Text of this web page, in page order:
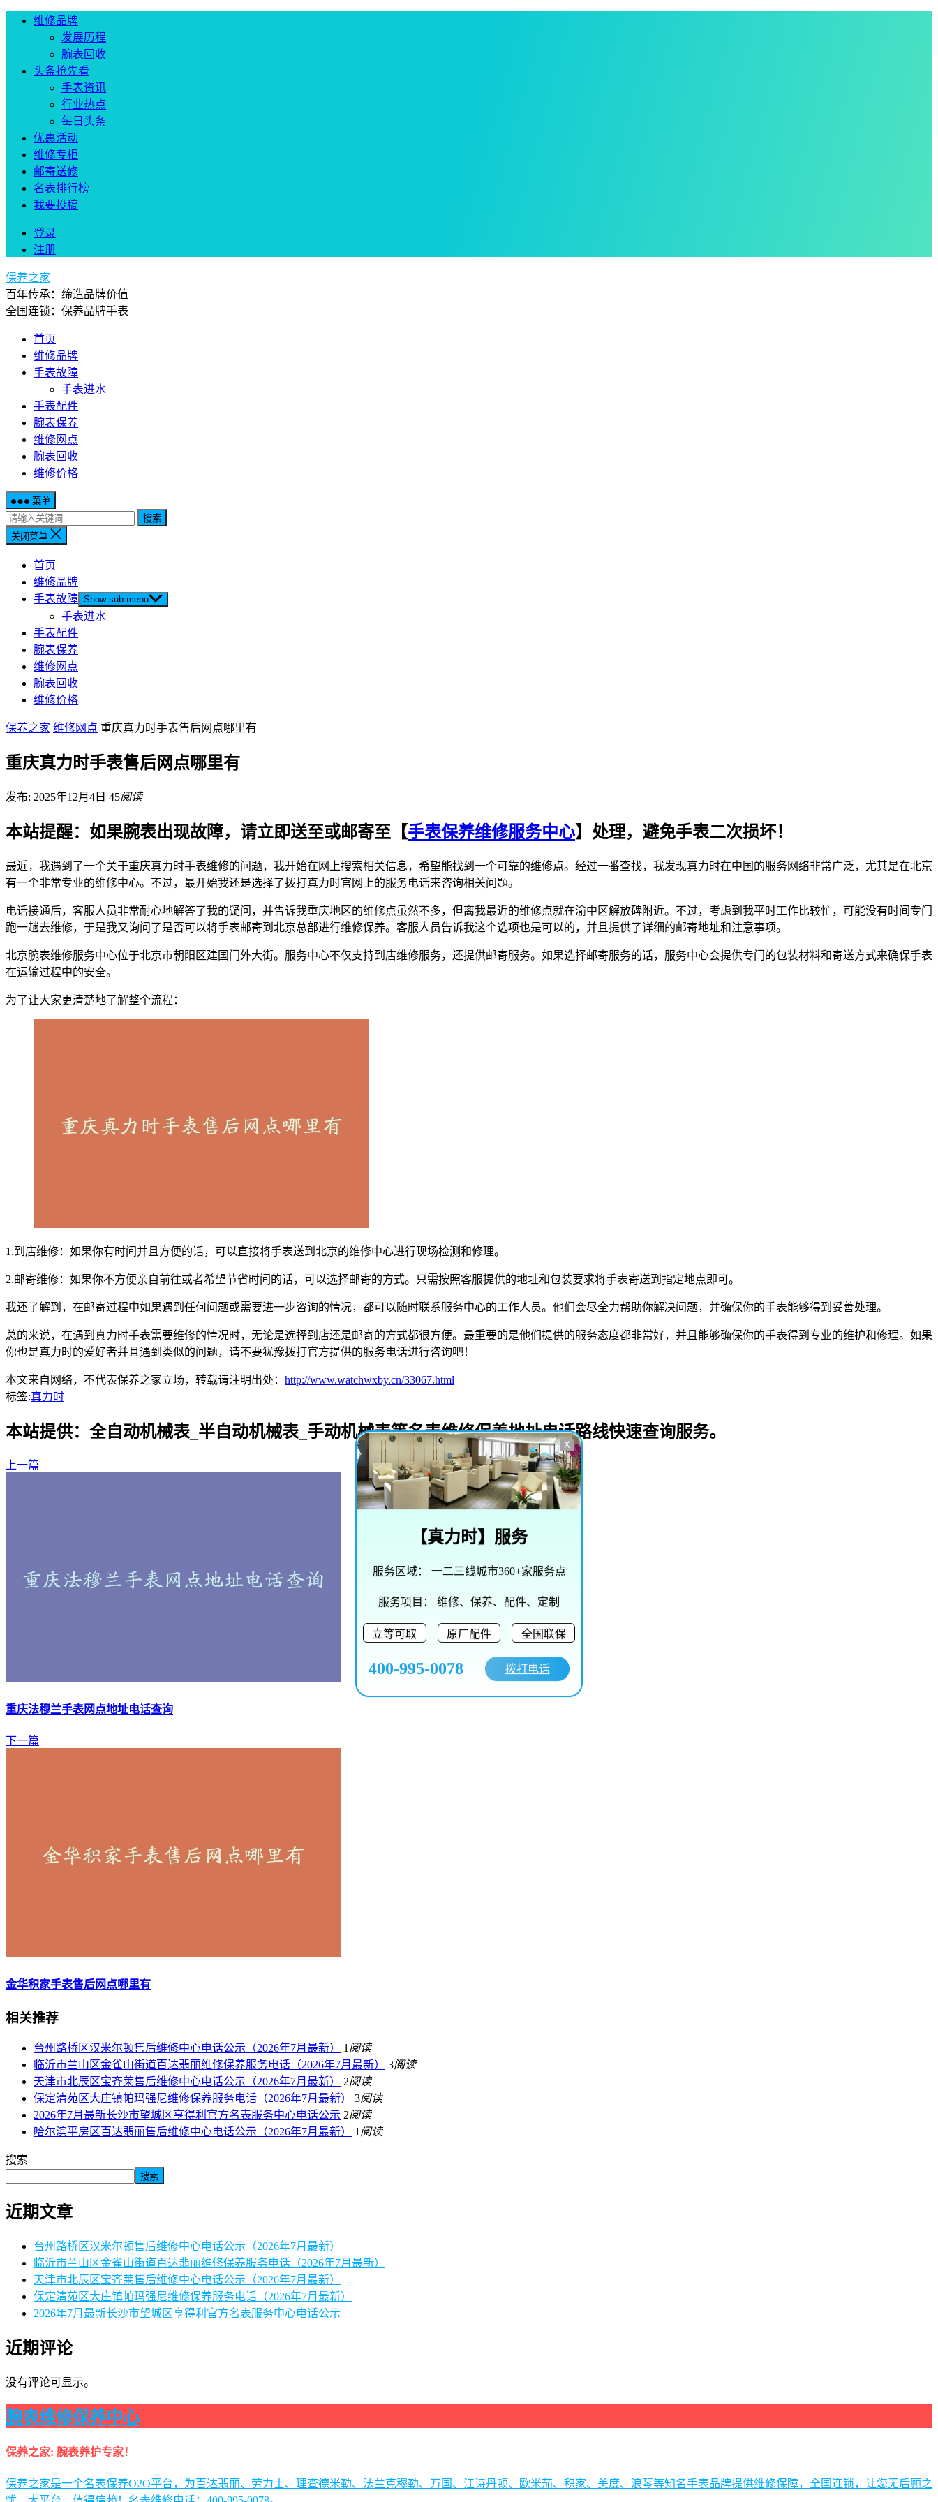
维修品牌
发展历程
腕表回收
头条抢先看
手表资讯
行业热点
每日头条
优惠活动
维修专柜
邮寄送修
名表排行榜
我要投稿
登录
注册
保养之家
百年传承：缔造品牌价值
全国连锁：保养品牌手表
首页
维修品牌
手表故障
手表进水
手表配件
腕表保养
维修网点
腕表回收
维修价格
菜单
搜索
关闭菜单
首页
维修品牌
手表故障 Show sub menu
手表进水
手表配件
腕表保养
维修网点
腕表回收
维修价格
保养之家 维修网点 重庆真力时手表售后网点哪里有
重庆真力时手表售后网点哪里有
发布: 2025年12月4日 45阅读
本站提醒：如果腕表出现故障，请立即送至或邮寄至【手表保养维修服务中心】处理，避免手表二次损坏！
最近，我遇到了一个关于重庆真力时手表维修的问题，我开始在网上搜索相关信息，希望能找到一个可靠的维修点。经过一番查找，我发现真力时在中国的服务网络非常广泛，尤其是在北京
有一个非常专业的维修中心。不过，最开始我还是选择了拨打真力时官网上的服务电话来咨询相关问题。
电话接通后，客服人员非常耐心地解答了我的疑问，并告诉我重庆地区的维修点虽然不多，但离我最近的维修点就在渝中区解放碑附近。不过，考虑到我平时工作比较忙，可能没有时间专门
跑一趟去维修，于是我又询问了是否可以将手表邮寄到北京总部进行维修保养。客服人员告诉我这个选项也是可以的，并且提供了详细的邮寄地址和注意事项。
北京腕表维修服务中心位于北京市朝阳区建国门外大街。服务中心不仅支持到店维修服务，还提供邮寄服务。如果选择邮寄服务的话，服务中心会提供专门的包装材料和寄送方式来确保手表
在运输过程中的安全。
为了让大家更清楚地了解整个流程：
1.到店维修：如果你有时间并且方便的话，可以直接将手表送到北京的维修中心进行现场检测和修理。
2.邮寄维修：如果你不方便亲自前往或者希望节省时间的话，可以选择邮寄的方式。只需按照客服提供的地址和包装要求将手表寄送到指定地点即可。
我还了解到，在邮寄过程中如果遇到任何问题或需要进一步咨询的情况，都可以随时联系服务中心的工作人员。他们会尽全力帮助你解决问题，并确保你的手表能够得到妥善处理。
总的来说，在遇到真力时手表需要维修的情况时，无论是选择到店还是邮寄的方式都很方便。最重要的是他们提供的服务态度都非常好，并且能够确保你的手表得到专业的维护和修理。如果
你也是真力时的爱好者并且遇到类似的问题，请不要犹豫拨打官方提供的服务电话进行咨询吧！
本文来自网络，不代表保养之家立场，转载请注明出处： http://www.watchwxby.cn/33067.html
标签:真力时
本站提供：全自动机械表_半自动机械表_手动机械表等名表维修保养地址电话路线快速查询服务。
上一篇
重庆法穆兰手表网点地址电话查询
下一篇
金华积家手表售后网点哪里有
相关推荐
台州路桥区汉米尔顿售后维修中心电话公示（2026年7月最新） 1 阅读
临沂市兰山区金雀山街道百达翡丽维修保养服务电话（2026年7月最新）
3阅读
天津市北辰区宝齐莱售后维修中心电话公示（2026年7月最新）
2阅读
保定清苑区大庄镇帕玛强尼维修保养服务电话（2026年7月最新）
3阅读
2026年7月最新长沙市望城区亨得利官方名表服务中心电话公示 2阅读
哈尔滨平房区百达翡丽售后维修中心电话公示（2026年7月最新）
1 阅读
搜索
搜索
近期文章
台州路桥区汉米尔顿售后维修中心电话公示（2026年7月最新）
临沂市兰山区金雀山街道百达翡丽维修保养服务电话（2026年7月最新）
天津市北辰区宝齐莱售后维修中心电话公示（2026年7月最新）
保定清苑区大庄镇帕玛强尼维修保养服务电话（2026年7月最新）
2026年7月最新长沙市望城区亨得利官方名表服务中心电话公示
近期评论
没有评论可显示。
腕表维修保养中心
保养之家: 腕表养护专家！
保养之家是一个名表保养O2O平台，为百达翡丽、劳力士、理查德米勒、法兰克穆勒、万国、江诗丹顿、欧米茄、积家、美度、浪琴等知名手表品牌提供维修保障，全国连锁，让您无后顾之
X
【真力时】服务
服务区域： 一二三线城市360+家服务点
服务项目： 维修、保养、配件、定制
立等可取 原厂配件 全国联保
400-995-0078 拨打电话